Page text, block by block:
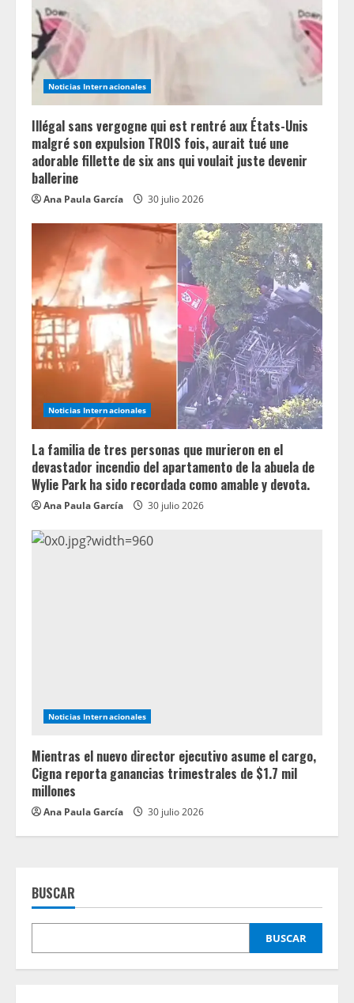
d
i
n
g
Noticias Internacionales
Illégal sans vergogne qui est rentré aux États-Unis
malgré son expulsion TROIS fois, aurait tué une
adorable fillette de six ans qui voulait juste devenir
ballerine
Ana Paula García 30 julio 2026
Noticias Internacionales
La familia de tres personas que murieron en el
devastador incendio del apartamento de la abuela de
Wylie Park ha sido recordada como amable y devota.
Ana Paula García 30 julio 2026
Noticias Internacionales
Mientras el nuevo director ejecutivo asume el cargo,
Cigna reporta ganancias trimestrales de $1.7 mil
millones
Ana Paula García 30 julio 2026
BUSCAR
BUSCAR